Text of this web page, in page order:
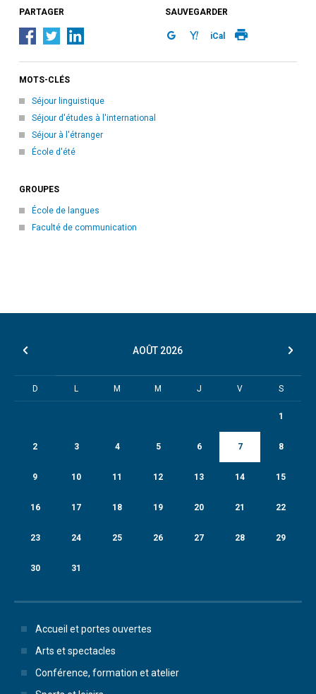
PARTAGER SAUVEGARDER
iCal
MOTS-CLÉS
Séjour linguistique
Séjour d'études à l'international
Séjour à l'étranger
École d'été
GROUPES
École de langues
Faculté de communication
AOÛT 2026
D L M M J V S
1
2 3 4 5 6 7 8
9 10 11 12 13 14 15
16 17 18 19 20 21 22
23 24 25 26 27 28 29
30 31
Accueil et portes ouvertes
Arts et spectacles
Conférence, formation et atelier